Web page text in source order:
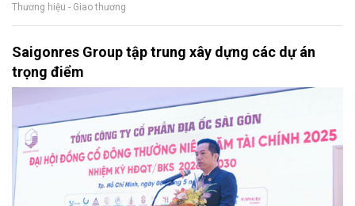
Thương hiệu - Giao thương
Saigonres Group tập trung xây dựng các dự án
trọng điểm